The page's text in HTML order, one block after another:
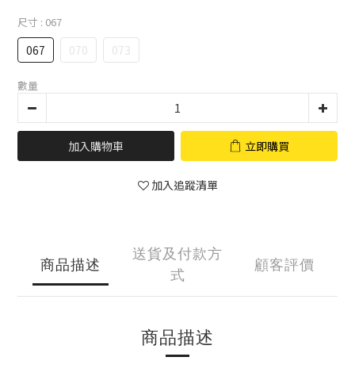
尺寸 : 067
067 070 073
數量
加入購物車 立即購買
加入追蹤清單
商品描述
送貨及付款方
式
顧客評價
商品描述